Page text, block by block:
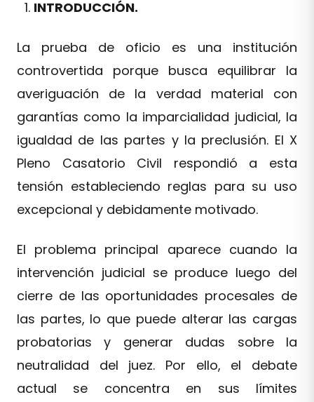
INTRODUCCIÓN.
La prueba de oficio es una institución
controvertida porque busca equilibrar la
averiguación de la verdad material con
garantías como la imparcialidad judicial, la
igualdad de las partes y la preclusión. El X
Pleno Casatorio Civil respondió a esta
tensión estableciendo reglas para su uso
excepcional y debidamente motivado.
El problema principal aparece cuando la
intervención judicial se produce luego del
cierre de las oportunidades procesales de
las partes, lo que puede alterar las cargas
probatorias y generar dudas sobre la
neutralidad del juez. Por ello, el debate
actual se concentra en sus límites